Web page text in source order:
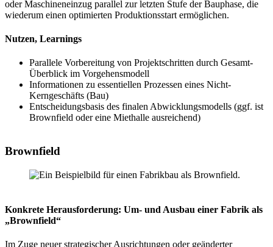
oder Maschineneinzug parallel zur letzten Stufe der Bauphase, die
wiederum einen optimierten Produktionsstart ermöglichen.
Nutzen, Learnings
Parallele Vorbereitung von Projektschritten durch Gesamt-
Überblick im Vorgehensmodell
Informationen zu essentiellen Prozessen eines Nicht-
Kerngeschäfts (Bau)
Entscheidungsbasis des finalen Abwicklungsmodells (ggf. ist
Brownfield oder eine Miethalle ausreichend)
Brownfield
Konkrete Herausforderung: Um- und Ausbau einer Fabrik als
„Brownfield“
Im Zuge neuer strategischer Ausrichtungen oder geänderter